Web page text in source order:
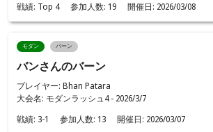
戦績: Top 4 参加人数: 19 開催日: 2026/03/08
モダン バーン
バンさんのバーン
プレイヤー: Bhan Patara
大会名: モダンラッシュ4 - 2026/3/7
戦績: 3-1 参加人数: 13 開催日: 2026/03/07